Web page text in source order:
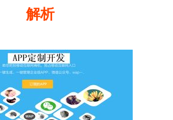
解析